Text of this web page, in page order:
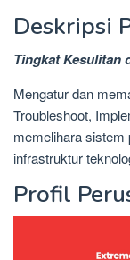
Deskripsi
Tingkat Kesulitan
Mengatur dan
Troubleshoot,
memelihara sistem
infrastruktur
Profil